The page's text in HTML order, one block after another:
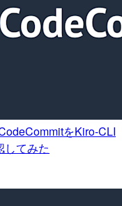
をKiro-CLI
してみた